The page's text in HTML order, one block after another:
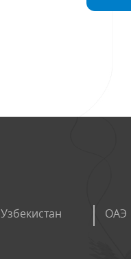
Узбекистан ОАЭ